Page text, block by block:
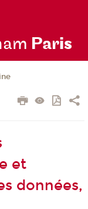
Paris
et
données,